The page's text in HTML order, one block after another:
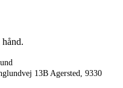
13B Agersted, 9330